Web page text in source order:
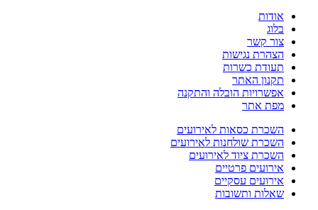
אודות
בלוג
צור קשר
הצהרת נגישות
תעודת כשרות
תקנון האתר
אפשרויות הובלה והתקנה
מפת אתר
השכרת כסאות לאירועים
השכרת שולחנות לאירועים
השכרת ציוד לאירועים
אירועים פרטיים
אירועים עסקיים
שאלות ותשובות